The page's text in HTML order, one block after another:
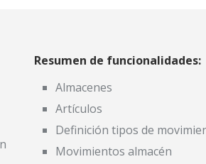
Resumen de funcionalidades:
Almacenes
Artículos
Definición tipos de
Movimientos almacén